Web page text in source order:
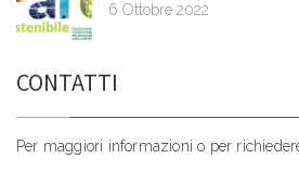
6 Ottobre 2022
CONTATTI
Per maggiori informazioni o per